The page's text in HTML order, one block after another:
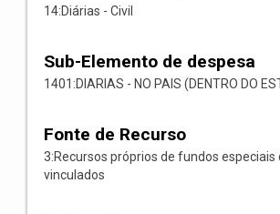
14:Diárias - Civil
Sub-Elemento de despesa
1401:DIARIAS - NO PAIS (DENTRO DO
Fonte de Recurso
3:Recursos próprios de fundos especiais
vinculados